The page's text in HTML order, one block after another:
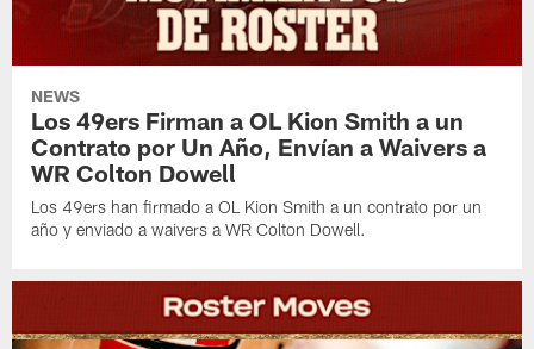
NEWS
Los 49ers Firman a OL Kion Smith a un
Contrato por Un Año, Envían a Waivers a
WR Colton Dowell
Los 49ers han firmado a OL Kion Smith a un contrato por un
año y enviado a waivers a WR Colton Dowell.